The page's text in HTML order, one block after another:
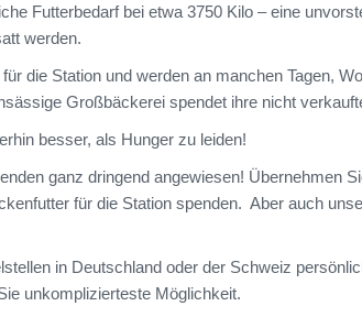
Futterbedarf bei etwa 3750 Kilo – eine
werden.
die Station und werden an manchen Tagen,
Großbäckerei spendet ihre nicht
besser, als Hunger zu leiden!
ganz dringend angewiesen! Übernehmen
für die Station spenden. Aber auch
in Deutschland oder der Schweiz
unkomplizierteste Möglichkeit.